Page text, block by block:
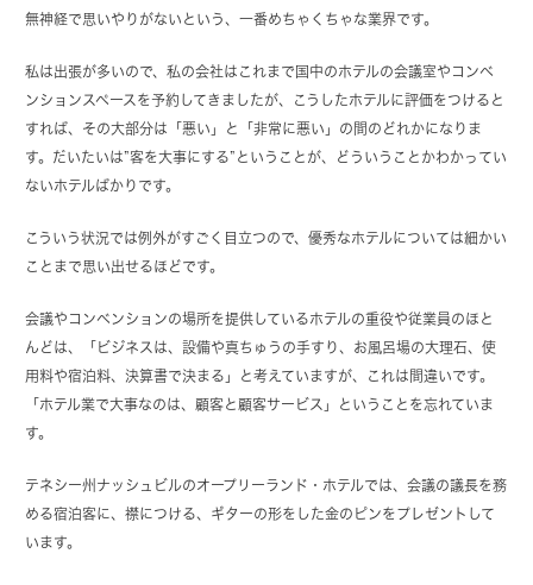
無神経で思いやりがないという、一番めちゃくちゃな業界です。
私は出張が多いので、私の会社はこれまで国中のホテルの会議室やコンベ
ンションスペースを予約してきましたが、こうしたホテルに評価をつけると
すれば、その大部分は「悪い」と「非常に悪い」の間のどれかになりま
す。だいたいは”客を大事にする”ということが、どういうことかわかってい
ないホテルばかりです。
こういう状況では例外がすごく目立つので、優秀なホテルについては細かい
ことまで思い出せるほどです。
会議やコンベンションの場所を提供しているホテルの重役や従業員のほと
んどは、「ビジネスは、設備や真ちゅうの手すり、お風呂場の大理石、使
用料や宿泊料、決算書で決まる」と考えていますが、これは間違いです。
「ホテル業で大事なのは、顧客と顧客サービス」ということを忘れていま
す。
テネシー州ナッシュビルのオープリーランド・ホテルでは、会議の議長を務
める宿泊客に、襟につける、ギターの形をした金のピンをプレゼントして
います。